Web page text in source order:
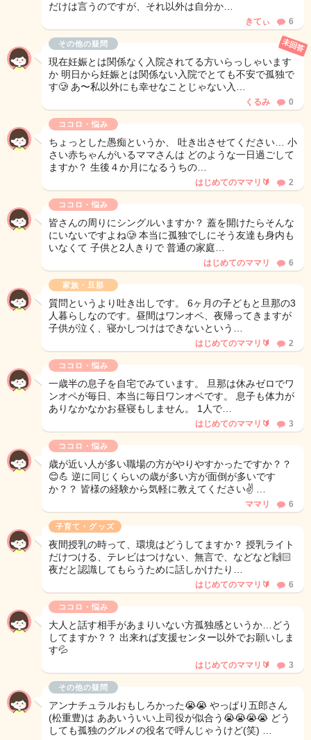
だけは言うのですが、それ以外は自分か…
きてぃ 6
その他の疑問
現在妊娠とは関係なく入院されてる方いらっしゃいます
か 明日から妊娠とは関係ない入院でとても不安で孤独で
す🥲 あ〜私以外にも幸せなことじゃない入…
未回答
くるみ 0
ココロ・悩み
ちょっとした愚痴というか、 吐き出させてください… 小
さい赤ちゃんがいるママさんは どのような一日過ごして
ますか？ 生後４か月になるうちの…
はじめてのママリ🔰 2
ココロ・悩み
皆さんの周りにシングルいますか？ 蓋を開けたらそんな
にいないですよね🥲 本当に孤独でしにそう友達も身内も
いなくて 子供と2人きりで 普通の家庭…
はじめてのママリ 6
家族・旦那
質問というより吐き出しです。 6ヶ月の子どもと旦那の3
人暮らしなのです。昼間はワンオペ、夜帰ってきますが
子供が泣く、寝かしつけはできないという…
はじめてのママリ🔰 2
ココロ・悩み
一歳半の息子を自宅でみています。 旦那は休みゼロでワ
ンオペが毎日、本当に毎日ワンオペです。 息子も体力が
ありなかなかお昼寝もしません。 1人で…
はじめてのママリ🔰 3
ココロ・悩み
歳が近い人が多い職場の方がやりやすかったですか？？
😊💪 逆に同じくらいの歳が多い方が面倒が多いです
か？？ 皆様の経験から気軽に教えてください✌️ …
ママリ 6
子育て・グッズ
夜間授乳の時って、環境はどうしてますか？ 授乳ライト
だけつける、テレビはつけない、無言で、などなど🙌🏻
夜だと認識してもらうために話しかけたり…
はじめてのママリ🔰 6
ココロ・悩み
大人と話す相手があまりいない方孤独感というか…どう
してますか？？ 出来れば支援センター以外でお願いしま
す💦
はじめてのママリ🔰 3
その他の疑問
アンナチュラルおもしろかった😭😭 やっぱり五郎さん
(松重豊)は ああいういい上司役が似合う😭😭😭😭 どう
しても孤独のグルメの役名で呼んじゃうけど(笑) …